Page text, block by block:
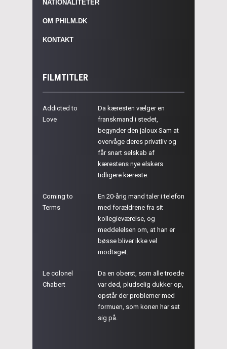
NATIONALITETER
OM PHILM.DK
KONTAKT
FILMTITLER
Addicted to
Love
Da kæresten vælger en
franskmand i stedet,
begynder den jaloux Sam at
overvåge deres privatliv og
får snart selskab af
kærestens nye elskers
tidligere kæreste.
Coming to
Terms
En 20-årig mand taler i telefon
med forældrene fra sit
kollegieværelse, og
meddelelsen om, at han er
bøsse bliver ikke vel
modtaget.
Le colonel
Chabert
Da en oberst, som alle troede
var død, pludselig dukker op,
opstår der problemer med
formuen, som konen har sat
sig på.